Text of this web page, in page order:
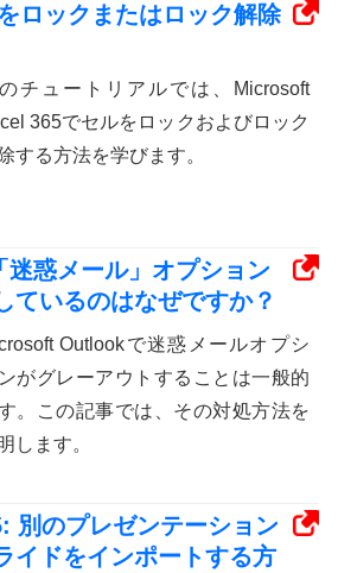
ロックまたはロック解除
チュートリアルでは、Microsoft
365でセルをロックおよびロック
する方法を学びます。
惑メール」オプション
ているのはなぜですか？
Outlookで迷惑メールオプシ
がグレーアウトすることは一般的
。この記事では、その対処方法を
します。
別のプレゼンテーション
イドをインポートする方